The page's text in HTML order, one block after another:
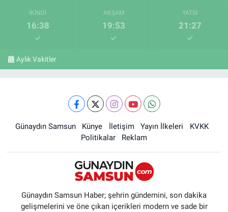
İKINDI
16:38
AKŞAM
19:53
YATSI
21:27
Aylık Vakitler
Günaydın Samsun Künye İletişim Yayın İlkeleri
KVKK
Politikalar
Reklam
Günaydın Samsun Haber; şehrin gündemini, son dakika
gelişmelerini ve öne çıkan içerikleri modern ve sade bir